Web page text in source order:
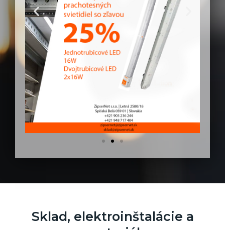
Sklad, elektroinštalácie a